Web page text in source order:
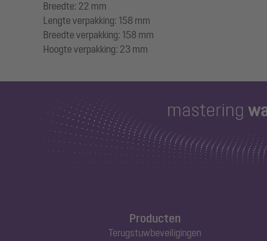
Breedte: 22 mm
Lengte verpakking: 158 mm
Breedte verpakking: 158 mm
Producten
Terugstuwbeveiligingen